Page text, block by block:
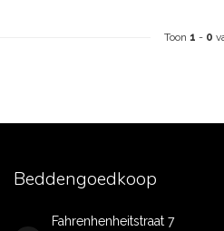
Toon 1 - 0
Beddengoedkoop
Fahrenhenheitstraat 7